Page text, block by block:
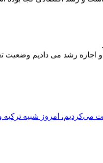
و اجازه رشد می دادیم وضعیت
می‌کردیم، امروز شبیه ترکیه